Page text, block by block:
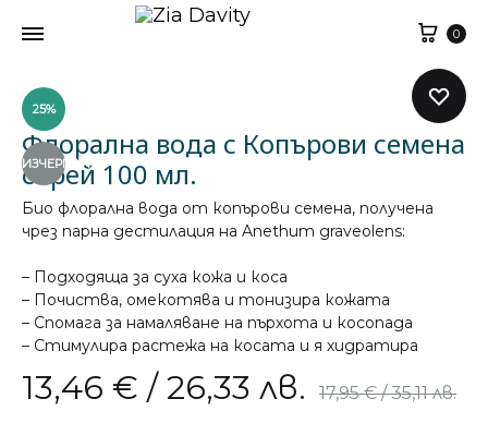
0
25%
ИЗЧЕРПАН
Флорална вода с Копърови семена
спрей 100 мл.
Био флорална вода от копърови семена, получена
чрез парна дестилация на Anethum graveolens:
– Подходяща за суха кожа и коса
– Почиства, омекотява и тонизира кожата
– Спомага за намаляване на пърхота и косопада
– Стимулира растежа на косата и я хидратира
13,46 € / 26,33 лв. 17,95€/ 35,11 лв.